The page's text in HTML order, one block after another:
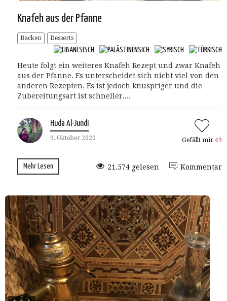
Knafeh aus der Pfanne
Backen Desserts
Heute folgt ein weiteres Knafeh Rezept und zwar Knafeh
aus der Pfanne. Es unterscheidet sich nicht viel von den
anderen Rezepten. Es ist jedoch knuspriger und die
Zubereitungsart ist schneller....
Huda Al-Jundi
9. Oktober 2020 Gefällt mir 49
Mehr Lesen Kommentar
21.574 gelesen